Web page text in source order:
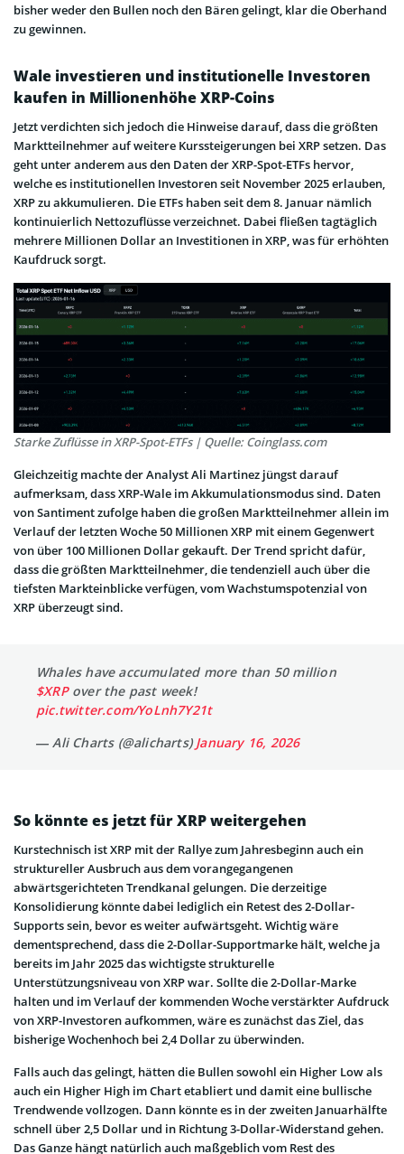
bisher weder den Bullen noch den Bären gelingt, klar die Oberhand
zu gewinnen.
Wale investieren und institutionelle Investoren
kaufen in Millionenhöhe XRP-Coins
Jetzt verdichten sich jedoch die Hinweise darauf, dass die größten
Marktteilnehmer auf weitere Kurssteigerungen bei XRP setzen. Das
geht unter anderem aus den Daten der XRP-Spot-ETFs hervor,
welche es institutionellen Investoren seit November 2025 erlauben,
XRP zu akkumulieren. Die ETFs haben seit dem 8. Januar nämlich
kontinuierlich Nettozuflüsse verzeichnet. Dabei fließen tagtäglich
mehrere Millionen Dollar an Investitionen in XRP, was für erhöhten
Kaufdruck sorgt.
Starke Zuflüsse in XRP-Spot-ETFs | Quelle: Coinglass.com
Gleichzeitig machte der Analyst Ali Martinez jüngst darauf
aufmerksam, dass XRP-Wale im Akkumulationsmodus sind. Daten
von Santiment zufolge haben die großen Marktteilnehmer allein im
Verlauf der letzten Woche 50 Millionen XRP mit einem Gegenwert
von über 100 Millionen Dollar gekauft. Der Trend spricht dafür,
dass die größten Marktteilnehmer, die tendenziell auch über die
tiefsten Markteinblicke verfügen, vom Wachstumspotenzial von
XRP überzeugt sind.
Whales have accumulated more than 50 million
$XRPover the past week!
pic.twitter.com/YoLnh7Y21t
— Ali Charts (@alicharts)January 16, 2026
So könnte es jetzt für XRP weitergehen
Kurs­technisch ist XRP mit der Rallye zum Jahresbeginn auch ein
struktureller Ausbruch aus dem vorangegangenen
abwärtsgerichteten Trendkanal gelungen. Die derzeitige
Konsolidierung könnte dabei lediglich ein Retest des 2-Dollar-
Supports sein, bevor es weiter aufwärtsgeht. Wichtig wäre
dementsprechend, dass die 2-Dollar-Supportmarke hält, welche ja
bereits im Jahr 2025 das wichtigste strukturelle
Unterstützungsniveau von XRP war. Sollte die 2-Dollar-Marke
halten und im Verlauf der kommenden Woche verstärkter Aufdruck
von XRP-Investoren aufkommen, wäre es zunächst das Ziel, das
bisherige Wochenhoch bei 2,4 Dollar zu überwinden.
Falls auch das gelingt, hätten die Bullen sowohl ein Higher Low als
auch ein Higher High im Chart etabliert und damit eine bullische
Trendwende vollzogen. Dann könnte es in der zweiten Januarhälfte
schnell über 2,5 Dollar und in Richtung 3-Dollar-Widerstand gehen.
Das Ganze hängt natürlich auch maßgeblich vom Rest des